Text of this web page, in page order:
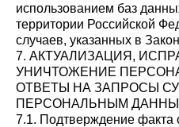
использованием баз
территории Российской
случаев, указанных в
7. АКТУАЛИЗАЦИЯ,
УНИЧТОЖЕНИЕ
ОТВЕТЫ НА ЗАПРОСЫ
ПЕРСОНАЛЬНЫМ
7.1. Подтверждение факта